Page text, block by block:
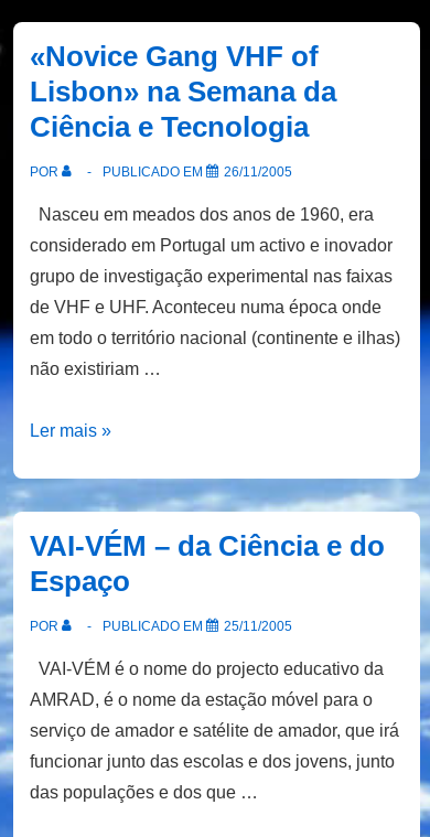
Tecnologia
«Novice Gang VHF of
Lisbon» na Semana da
Ciência e Tecnologia
POR PUBLICADO EM 26/11/2005
Nasceu em meados dos anos de 1960, era
considerado em Portugal um activo e inovador
grupo de investigação experimental nas faixas
de VHF e UHF. Aconteceu numa época onde
em todo o território nacional (continente e ilhas)
não existiriam …
«Novice
VHF
Lisbon»
na
Semana
Ciência
e
Tecnologia
Ler mais »
VAI-VÉM – da Ciência e do
Espaço
POR PUBLICADO EM 25/11/2005
VAI-VÉM é o nome do projecto educativo da
AMRAD, é o nome da estação móvel para o
serviço de amador e satélite de amador, que irá
funcionar junto das escolas e dos jovens, junto
das populações e dos que …